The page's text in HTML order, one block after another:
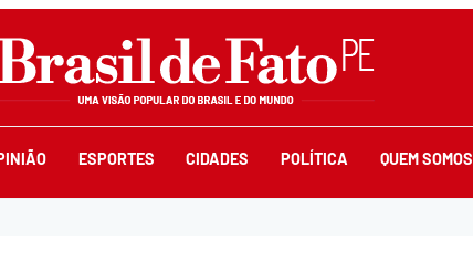
ESPORTES CIDADES POLÍTICA QUEM SOMOS